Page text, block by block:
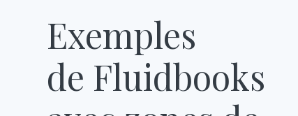
Exemples
de Fluidbooks